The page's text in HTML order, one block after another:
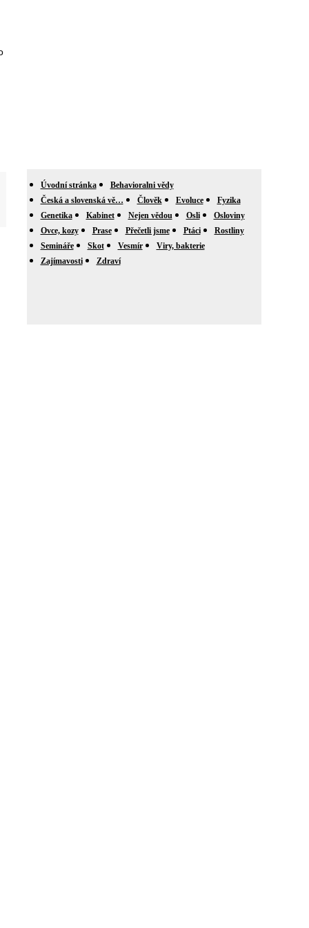
Úvodní stránka
Behavioralni vědy
Česká a slovenská vě…
Člověk Evoluce
Fyzika
Genetika
Kabinet Nejen vědou Osli
Osloviny
Ovce, kozy
Prase Přečetli jsme Ptáci
Rostliny
Semináře
Skot Vesmír
Viry, bakterie
Zajímavosti
Zdraví